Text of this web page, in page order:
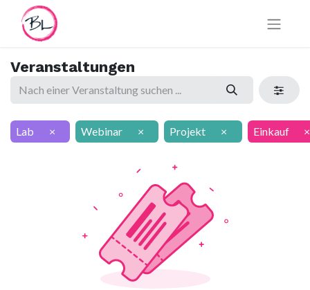
Veranstaltungen
Lab × Webinar × Projekt × Einkauf ×